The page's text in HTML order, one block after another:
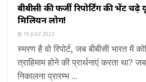
बीबीसी की फर्जी रिपोर्टिंग की भेंट चढ़े
मिलियन लोग!
19 JULY 2023
स्मरण है वो रिपोर्ट, जब बीबीसी भारत में
त्राहिमाम होने की प्रार्थनाएं करता था?
निकालना प्रारम्भ ...